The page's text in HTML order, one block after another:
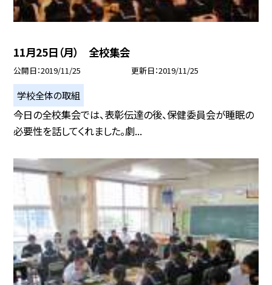
11月25日（月） 全校集会
公開日 2019/11/25 更新日 2019/11/25
学校全体の取組
今日の全校集会では、表彰伝達の後、保健委員会が睡眠の
必要性を話してくれました。劇...